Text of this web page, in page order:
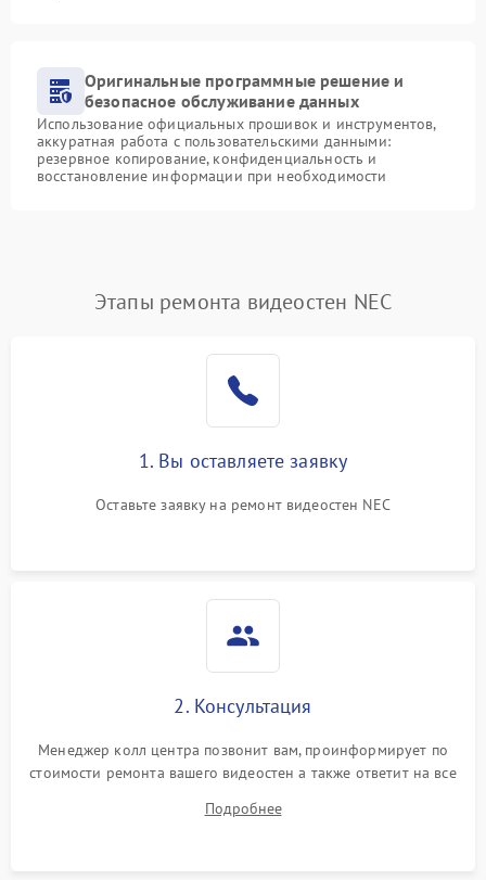
Оригинальные программные решение и
безопасное обслуживание данных
Использование официальных прошивок и инструментов,
аккуратная работа с пользовательскими данными:
резервное копирование, конфиденциальность и
восстановление информации при необходимости
Этапы ремонта видеостен NEC
1. Вы оставляете заявку
Оставьте заявку на ремонт видеостен NEC
2. Консультация
Менеджер колл центра позвонит вам, проинформирует по
стоимости ремонта вашего видеостен а также ответит на все
Подробнее